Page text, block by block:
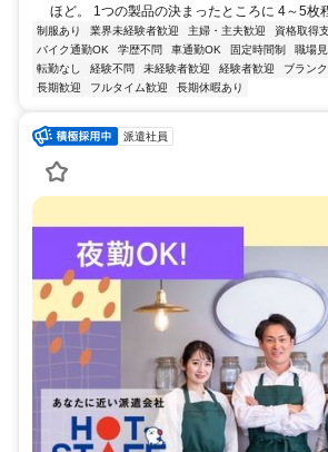
ほど。 1つの製品の決まったところに 4～5枚
制服あり 業界未経験者歓迎 主婦・主夫歓迎 資格取得
バイク通勤OK
学歴不問 車通勤OK 固定時間制 職場
転勤なし
経験不問 未経験者歓迎 経験者歓迎 ブラン
長期歓迎
フルタイム歓迎 長期休暇あり
派遣社員